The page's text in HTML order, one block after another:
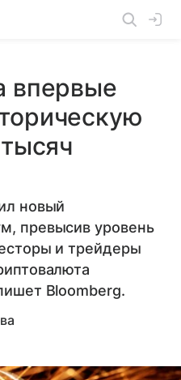
впервые
новый
превысив уровень
и трейдеры
Bloomberg.